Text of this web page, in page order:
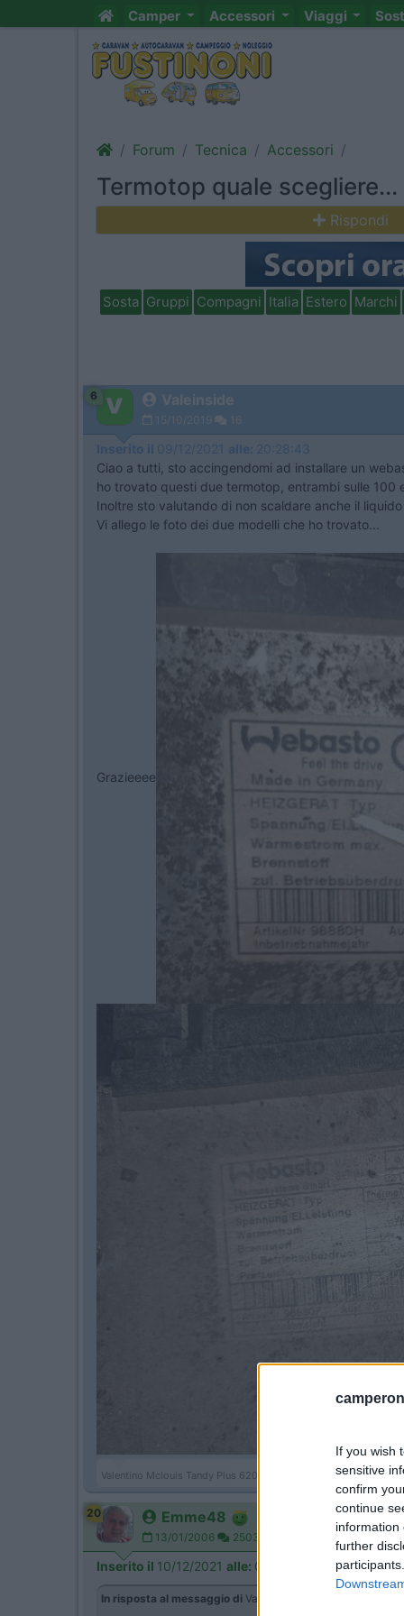
If you wish
sensitive
confirm
continue
information
further
Camper Accessori Viaggi
Forum Tecnica Accessori
Termotop quale scegliere...
Rispondi
Sosta Gruppi Compagni Italia Estero Marchi
6 Valeinside
15/10/2019 16
Inserito il 09/12/2021 alle: 20:28:43
Ciao a tutti, sto accingendomi ad installare un
ho trovato questi due termotop, entrambi sulle 100
Inoltre sto valutando di non scaldare anche il
Vi allego le foto dei due modelli che ho trovato...
Grazieeee
Valentino Mclouis Tandy Plus 620 '05 2.8 147cv
20 Emme48
13/01/2006 25031
Inserito il 10/12/2021 alle: 05:00:37
In risposta al messaggio di Valeinside